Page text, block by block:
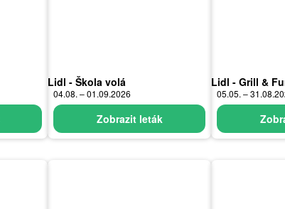
Lidl - Škola volá
04.08. – 01.09.2026
Zobrazit leták
Lidl - Grill &
05.05. –